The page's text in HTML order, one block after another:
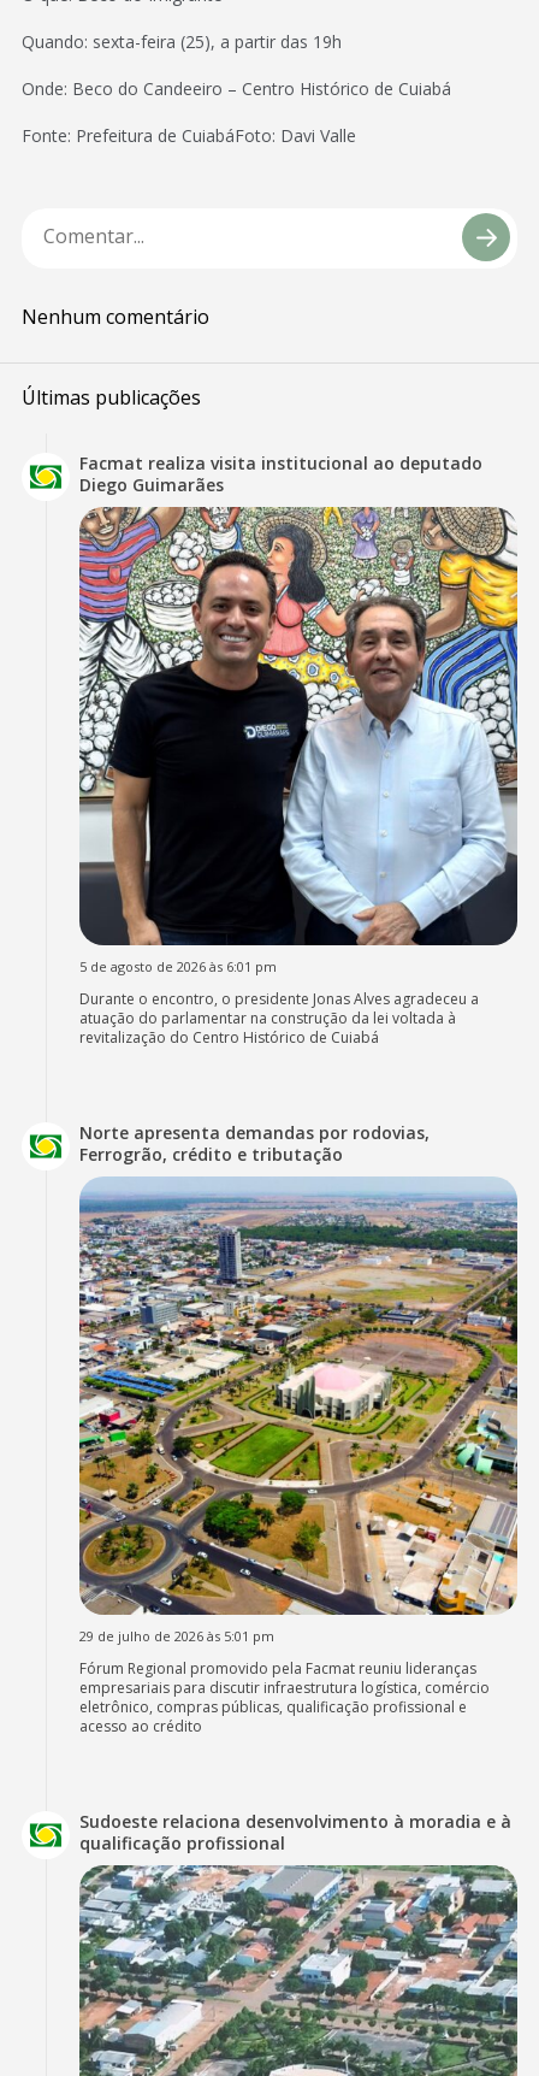
Quando: sexta-feira (25), a partir das 19h
Onde: Beco do Candeeiro – Centro Histórico de Cuiabá
Fonte: Prefeitura de CuiabáFoto: Davi Valle
Nenhum comentário
Últimas publicações
Facmat realiza visita institucional ao deputado
Diego Guimarães
5 de agosto de 2026 às 6:01 pm
Durante o encontro, o presidente Jonas Alves agradeceu a
atuação do parlamentar na construção da lei voltada à
revitalização do Centro Histórico de Cuiabá
Norte apresenta demandas por rodovias,
Ferrogrão, crédito e tributação
29 de julho de 2026 às 5:01 pm
Fórum Regional promovido pela Facmat reuniu lideranças
empresariais para discutir infraestrutura logística, comércio
eletrônico, compras públicas, qualificação profissional e
acesso ao crédito
Sudoeste relaciona desenvolvimento à moradia e à
qualificação profissional